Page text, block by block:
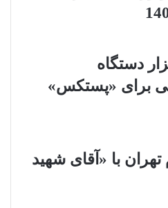
زنجانی 25 هزار دستگاه
برای «پستکس»
تهران با «آقای شهید